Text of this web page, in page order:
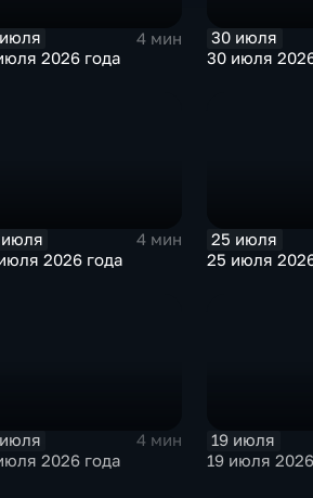
4 мин
2026 года
30 июля
30 июля
4 мин
2026 года
25 июля
25 июля
4 мин
2026 года
19 июля
19 июля